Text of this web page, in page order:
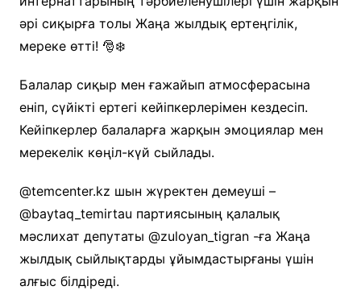
әрі сиқырға толы Жаңа жылдық ертеңгілік,
мереке өтті! 🎅❄️
Балалар сиқыр мен ғажайып атмосферасына
еніп, сүйікті ертегі кейіпкерлерімен кездесіп.
Кейіпкерлер балаларға жарқын эмоциялар мен
мерекелік көңіл-күй сыйлады.
@temcenter.kz шын жүректен демеуші –
@baytaq_temirtau партиясының қалалық
мәслихат депутаты @zuloyan_tigran -ға Жаңа
жылдық сыйлықтарды ұйымдастырғаны үшін
алғыс білдіреді.